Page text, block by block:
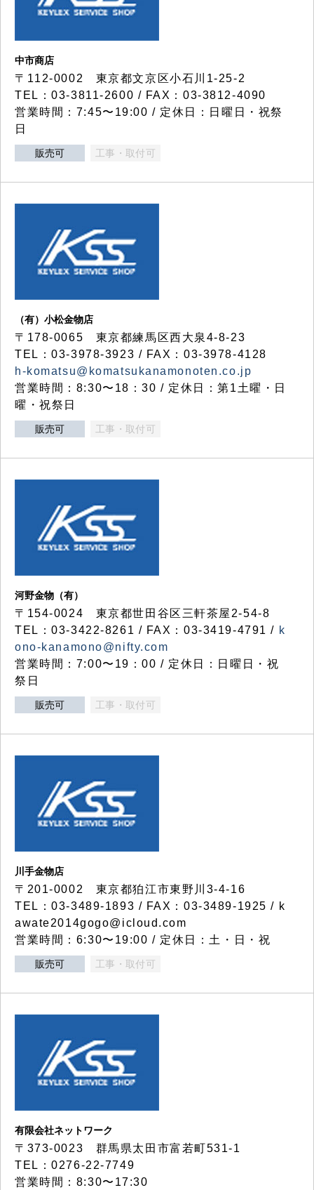
中市商店
〒112-0002 東京都文京区小石川1-25-2
TEL：03-3811-2600 / FAX：03-3812-4090
営業時間：7:45〜19:00 / 定休日：日曜日・祝祭
日
販売可 工事・取付可
（有）小松金物店
〒178-0065 東京都練馬区西大泉4-8-23
TEL：03-3978-3923 / FAX：03-3978-4128
h-komatsu@komatsukanamonoten.co.jp
営業時間：8:30〜18：30 / 定休日：第1土曜・日
曜・祝祭日
販売可 工事・取付可
河野金物（有）
〒154-0024 東京都世田谷区三軒茶屋2-54-8
TEL：03-3422-8261 / FAX：03-3419-4791 / k
ono-kanamono@nifty.com
営業時間：7:00〜19：00 / 定休日：日曜日・祝
祭日
販売可 工事・取付可
川手金物店
〒201-0002 東京都狛江市東野川3-4-16
TEL：03-3489-1893 / FAX：03-3489-1925 / k
awate2014gogo@icloud.com
営業時間：6:30〜19:00 / 定休日：土・日・祝
販売可 工事・取付可
有限会社ネットワーク
〒373-0023 群馬県太田市富若町531-1
TEL：0276-22-7749
営業時間：8:30〜17:30